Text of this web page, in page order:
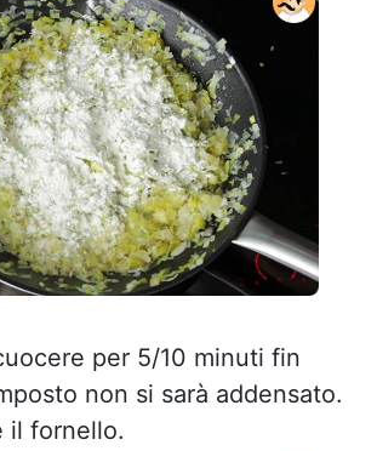
per 5/10 minuti fin
non si sarà addensato.
il fornello.